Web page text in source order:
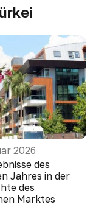
2026
des
Jahres in der
des
Marktes